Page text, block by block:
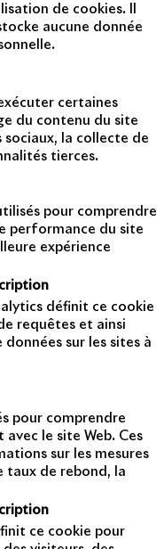
de cookies. Il
aucune donnée
certaines
du contenu du site
sociaux, la collecte de
tierces.
pour comprendre
performance du site
expérience
définit ce cookie
requêtes et ainsi
sur les sites à
pour comprendre
le site Web. Ces
sur les mesures
taux de rebond, la
ce cookie pour